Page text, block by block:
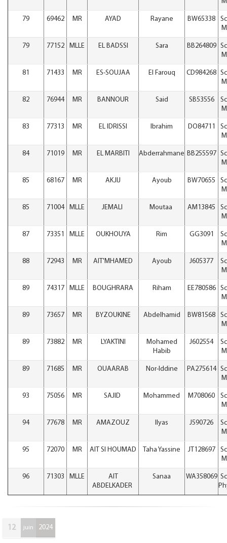
79 69462 MR AYAD Rayane BW65338
79 77152 MLLE EL BADSSI Sara BB264809
81 71433 MR ES-SOUJAA El Farouq CD984268
82 76944 MR BANNOUR Said SB53556
83 77313 MR EL IDRISSI Ibrahim DO84711
84 71019 MR EL MARBITI Abderrahmane BB255597
85 68167 MR AKJIJ Ayoub BW70655
85 71004 MLLE JEMALI Moutaa AM13845
87 73351 MLLE OUKHOUYA Rim GG3091
88 72943 MR AIT'MHAMED Ayoub J605377
89 74317 MLLE BOUGHRARA Riham EE780586
89 73657 MR BYZOUKINE Abdelhamid BW81568
89 73882 MR LYAKTINI
Mohamed
Habib
J602554
89 71685 MR OUAARAB Nor-Iddine PA275614
93 75056 MR SAJID Mohammed M708060
94 77678 MR AMAZOUZ Ilyas J590726
95 72070 MR AIT SI HOUMAD Taha Yassine JT128697
96 71303 MLLE
AIT
ABDELKADER
Sanaa WA358069
12 juin 2024